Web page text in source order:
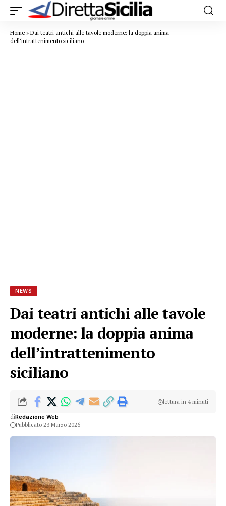
Home » Dai teatri antichi alle tavole moderne: la doppia anima
dell’intrattenimento siciliano
NEWS
Dai teatri antichi alle tavole
moderne: la doppia anima
dell’intrattenimento
siciliano
diRedazione Web
Pubblicato 23 Marzo 2026
lettura in 4 minuti